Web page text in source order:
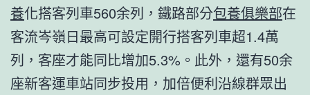
養化搭客列車560余列，鐵路部分包養俱樂部在
客流岑嶺日最高可設定開行搭客列車超1.4萬
列，客座才能同比增加5.3%。此外，還有50余
座新客運車站同步投用，加倍便利沿線群眾出